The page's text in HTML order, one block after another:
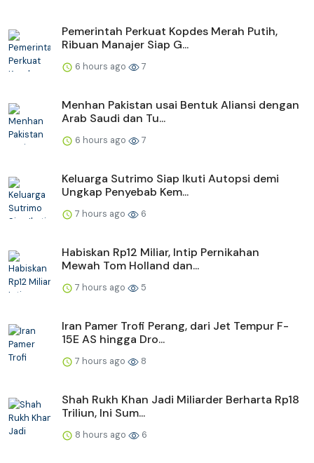
Pemerintah Perkuat Kopdes Merah Putih,
Ribuan Manajer Siap G...
6 hours ago 7
Menhan Pakistan usai Bentuk Aliansi dengan
Arab Saudi dan Tu...
6 hours ago 7
Keluarga Sutrimo Siap Ikuti Autopsi demi
Ungkap Penyebab Kem...
7 hours ago 6
Habiskan Rp12 Miliar, Intip Pernikahan
Mewah Tom Holland dan...
7 hours ago 5
Iran Pamer Trofi Perang, dari Jet Tempur F-
15E AS hingga Dro...
7 hours ago 8
Shah Rukh Khan Jadi Miliarder Berharta Rp18
Triliun, Ini Sum...
8 hours ago 6